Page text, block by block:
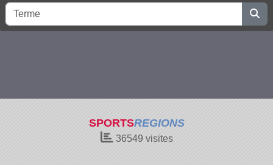
SPORTSREGIONS
36549 visites